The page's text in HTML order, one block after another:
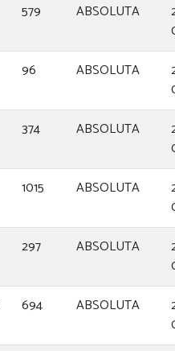
579 ABSOLUTA
96 ABSOLUTA
374 ABSOLUTA
1015 ABSOLUTA
297 ABSOLUTA
694 ABSOLUTA